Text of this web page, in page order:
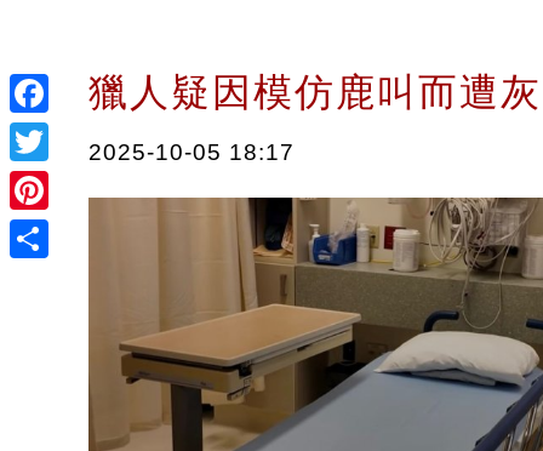
Facebook
Twitter
Pinterest
獵人疑因模仿鹿叫而遭
2025-10-05 18:17